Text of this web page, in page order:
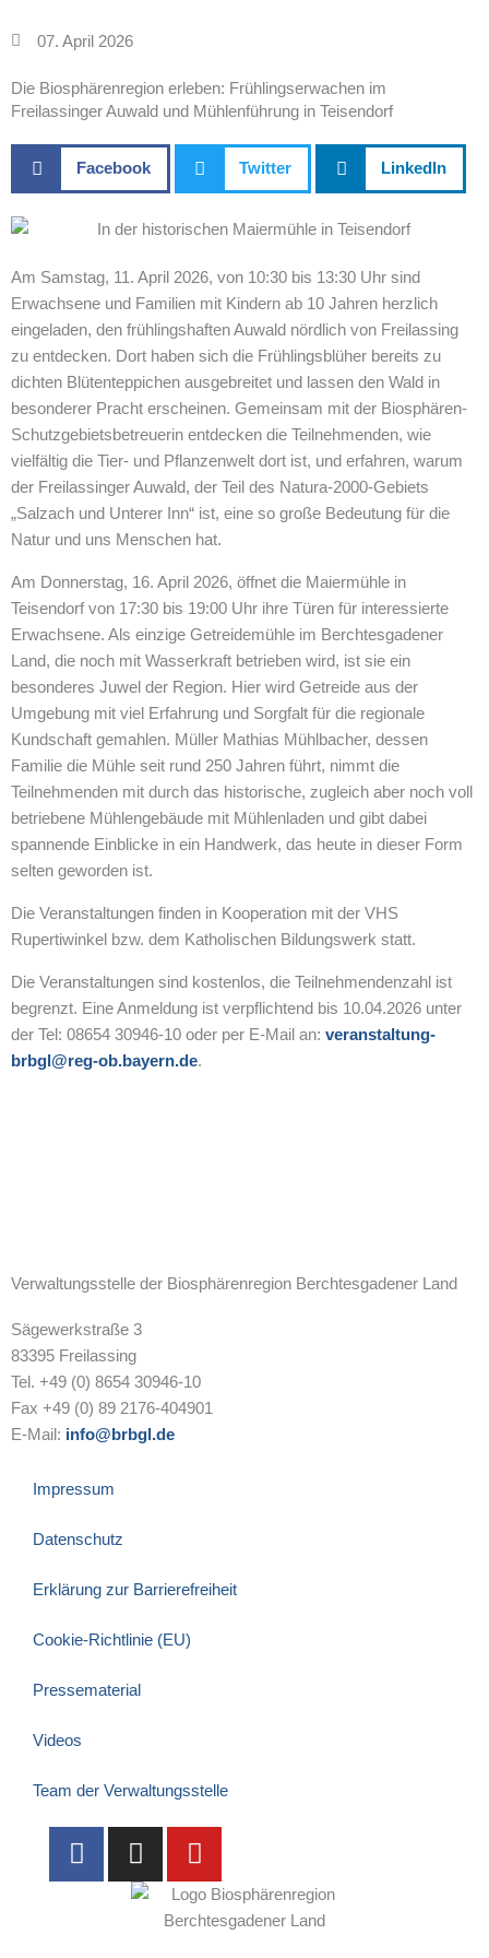
07. April 2026
Die Biosphärenregion erleben: Frühlingserwachen im
Freilassinger Auwald und Mühlenführung in Teisendorf
Facebook Twitter LinkedIn
Am Samstag, 11. April 2026, von 10:30 bis 13:30 Uhr sind
Erwachsene und Familien mit Kindern ab 10 Jahren herzlich
eingeladen, den frühlingshaften Auwald nördlich von Freilassing
zu entdecken. Dort haben sich die Frühlingsblüher bereits zu
dichten Blütenteppichen ausgebreitet und lassen den Wald in
besonderer Pracht erscheinen. Gemeinsam mit der Biosphären-
Schutzgebietsbetreuerin entdecken die Teilnehmenden, wie
vielfältig die Tier- und Pflanzenwelt dort ist, und erfahren, warum
der Freilassinger Auwald, der Teil des Natura-2000-Gebiets
„Salzach und Unterer Inn“ ist, eine so große Bedeutung für die
Natur und uns Menschen hat.
Am Donnerstag, 16. April 2026, öffnet die Maiermühle in
Teisendorf von 17:30 bis 19:00 Uhr ihre Türen für interessierte
Erwachsene. Als einzige Getreidemühle im Berchtesgadener
Land, die noch mit Wasserkraft betrieben wird, ist sie ein
besonderes Juwel der Region. Hier wird Getreide aus der
Umgebung mit viel Erfahrung und Sorgfalt für die regionale
Kundschaft gemahlen. Müller Mathias Mühlbacher, dessen
Familie die Mühle seit rund 250 Jahren führt, nimmt die
Teilnehmenden mit durch das historische, zugleich aber noch voll
betriebene Mühlengebäude mit Mühlenladen und gibt dabei
spannende Einblicke in ein Handwerk, das heute in dieser Form
selten geworden ist.
Die Veranstaltungen finden in Kooperation mit der VHS
Rupertiwinkel bzw. dem Katholischen Bildungswerk statt.
Die Veranstaltungen sind kostenlos, die Teilnehmendenzahl ist
begrenzt. Eine Anmeldung ist verpflichtend bis 10.04.2026 unter
der Tel: 08654 30946-10 oder per E-Mail an: veranstaltung-
brbgl@reg-ob.bayern.de.
Verwaltungsstelle der Biosphärenregion Berchtesgadener Land
Sägewerkstraße 3
83395 Freilassing
Tel. +49 (0) 8654 30946-10
Fax +49 (0) 89 2176-404901
E-Mail: info@brbgl.de
Impressum
Datenschutz
Erklärung zur Barrierefreiheit
Cookie-Richtlinie (EU)
Pressematerial
Videos
Team der Verwaltungsstelle
F
a
I
n
s
Y
o
u
t